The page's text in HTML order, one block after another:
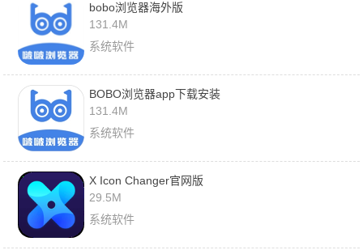
bobo浏览器海外版
131.4M
系统软件
BOBO浏览器app下载安装
131.4M
系统软件
X Icon Changer官网版
29.5M
系统软件